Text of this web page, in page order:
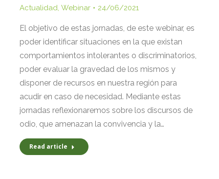
Actualidad, Webinar 24/06/2021
El objetivo de estas jornadas, de este webinar, es
poder identificar situaciones en la que existan
comportamientos intolerantes o discriminatorios,
poder evaluar la gravedad de los mismos y
disponer de recursos en nuestra región para
acudir en caso de necesidad. Mediante estas
jornadas reflexionaremos sobre los discursos de
odio, que amenazan la convivencia y la…
Read article